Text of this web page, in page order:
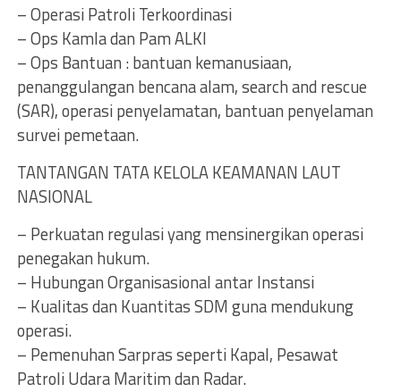
– Operasi Patroli Terkoordinasi
– Ops Kamla dan Pam ALKI
– Ops Bantuan : bantuan kemanusiaan,
penanggulangan bencana alam, search and rescue
(SAR), operasi penyelamatan, bantuan penyelaman
survei pemetaan.
TANTANGAN TATA KELOLA KEAMANAN LAUT
NASIONAL
– Perkuatan regulasi yang mensinergikan operasi
penegakan hukum.
– Hubungan Organisasional antar Instansi
– Kualitas dan Kuantitas SDM guna mendukung
operasi.
– Pemenuhan Sarpras seperti Kapal, Pesawat
Patroli Udara Maritim dan Radar.